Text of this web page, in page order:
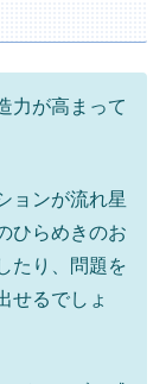
力が高まって
ョンが流れ星
ひらめきのお
たり、問題を
せるでしょ